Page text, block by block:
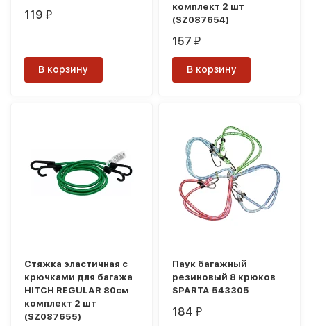
119₽
В корзину
комплект 2 шт
(SZ087654)
157₽
В корзину
Стяжка эластичная с
крючками для багажа
HITCH REGULAR 80см
комплект 2 шт
(SZ087655)
Паук багажный
резиновый 8 крюков
SPARTA 543305
184₽